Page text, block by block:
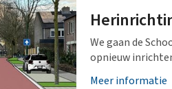
We gaan de
opnieuw
Meer informatie